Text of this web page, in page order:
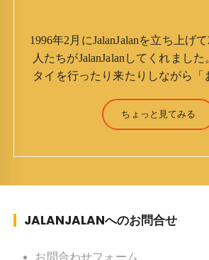
1996年2月にJalanJalanを立ち上げ
人たちがJalanJalanしてくれまし
タイを行ったり来たりしながら「
（Jun Yamamori） 生年月日 ：
才) 生まれ ：香港(3
ク ソフト
督 BKKソフトボール
ちょっと見てみる
JALANJALANへのお問合せ
お問合わせフォーム